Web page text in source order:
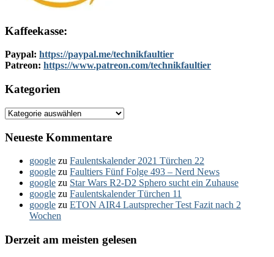
Kaffeekasse:
Paypal: https://paypal.me/technikfaultier
Patreon: https://www.patreon.com/technikfaultier
Kategorien
Kategorien
Neueste Kommentare
google zu Faulentskalender 2021 Türchen 22
google zu Faultiers Fünf Folge 493 – Nerd News
google zu Star Wars R2-D2 Sphero sucht ein Zuhause
google zu Faulentskalender Türchen 11
google zu ETON AIR4 Lautsprecher Test Fazit nach 2
Wochen
Derzeit am meisten gelesen